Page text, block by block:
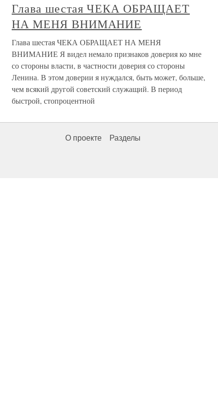
Глава шестая ЧЕКА ОБРАЩАЕТ
НА МЕНЯ ВНИМАНИЕ
Глава шестая ЧЕКА ОБРАЩАЕТ НА МЕНЯ
ВНИМАНИЕ Я видел немало признаков доверия ко мне
со стороны власти, в частности доверия со стороны
Ленина. В этом доверии я нуждался, быть может, больше,
чем всякий другой советский служащий. В период
быстрой, стопроцентной
О проекте Разделы